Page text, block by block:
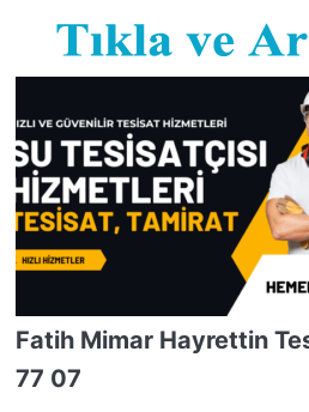
Fatih Mimar Hayrettin
77 07